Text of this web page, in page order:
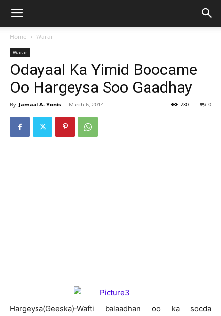
Home Warar
Warar
Odayaal Ka Yimid Boocame
Oo Hargeysa Soo Gaadhay
By Jamaal A. Yonis - March 6, 2014 0
780
Hargeysa(Geeska)-Wafti balaadhan oo ka socda